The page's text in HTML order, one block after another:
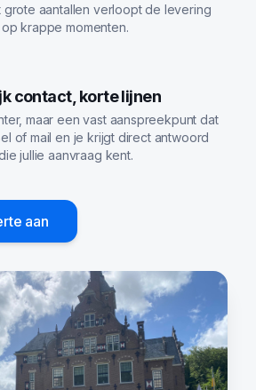
grote aantallen verloopt de levering
krappe momenten.
contact, korte lijnen
maar een vast aanspreekpunt dat
of mail en je krijgt direct antwoord
jullie aanvraag kent.
aan